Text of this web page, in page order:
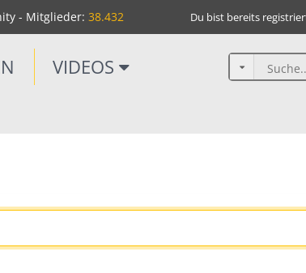
- Mitglieder: 38.432 Du bist bereits
VIDEOS